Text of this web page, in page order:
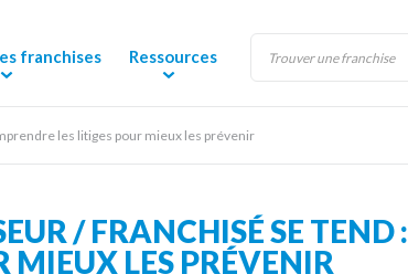
franchises Ressources
les litiges pour mieux les prévenir
/ FRANCHISÉ SE TEND :
MIEUX LES PRÉVENIR